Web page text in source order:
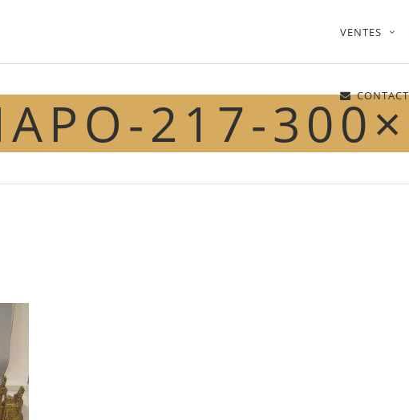
VENTES
CONTACT
217-